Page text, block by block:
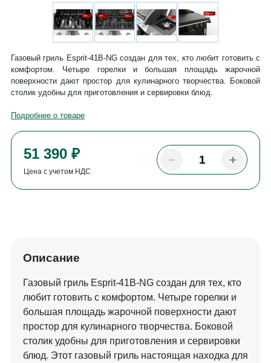
51 390 ₽
Цена с учетом НДС
Газовый гриль Esprit-41B-NG создан для тех, кто любит готовить с
комфортом. Четыре горелки и большая площадь жарочной
поверхности дают простор для кулинарного творчества. Боковой
столик удобны для приготовления и сервировки блюд.
Подробнее о товаре
Описание
Газовый гриль Esprit-41B-NG создан для тех, кто
любит готовить с комфортом. Четыре горелки и
большая площадь жарочной поверхности дают
простор для кулинарного творчества. Боковой
столик удобны для приготовления и сервировки
блюд. Этот газовый гриль настоящая находка для